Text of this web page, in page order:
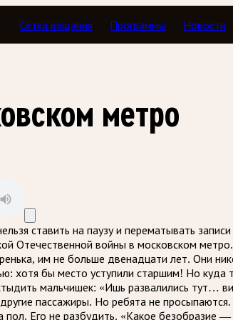
Сетка вещания Программы Новости
Подкасты А музы не молчали
метро
ставить на паузу и перематывать
Отечественной войны в московском
им не больше двенадцати лет. Они
хотя бы место уступили старшим! Но
мальчишек: «Ишь развалились тут…
пассажиры. Но ребята не
Его не разбудить. «Какое безобразие